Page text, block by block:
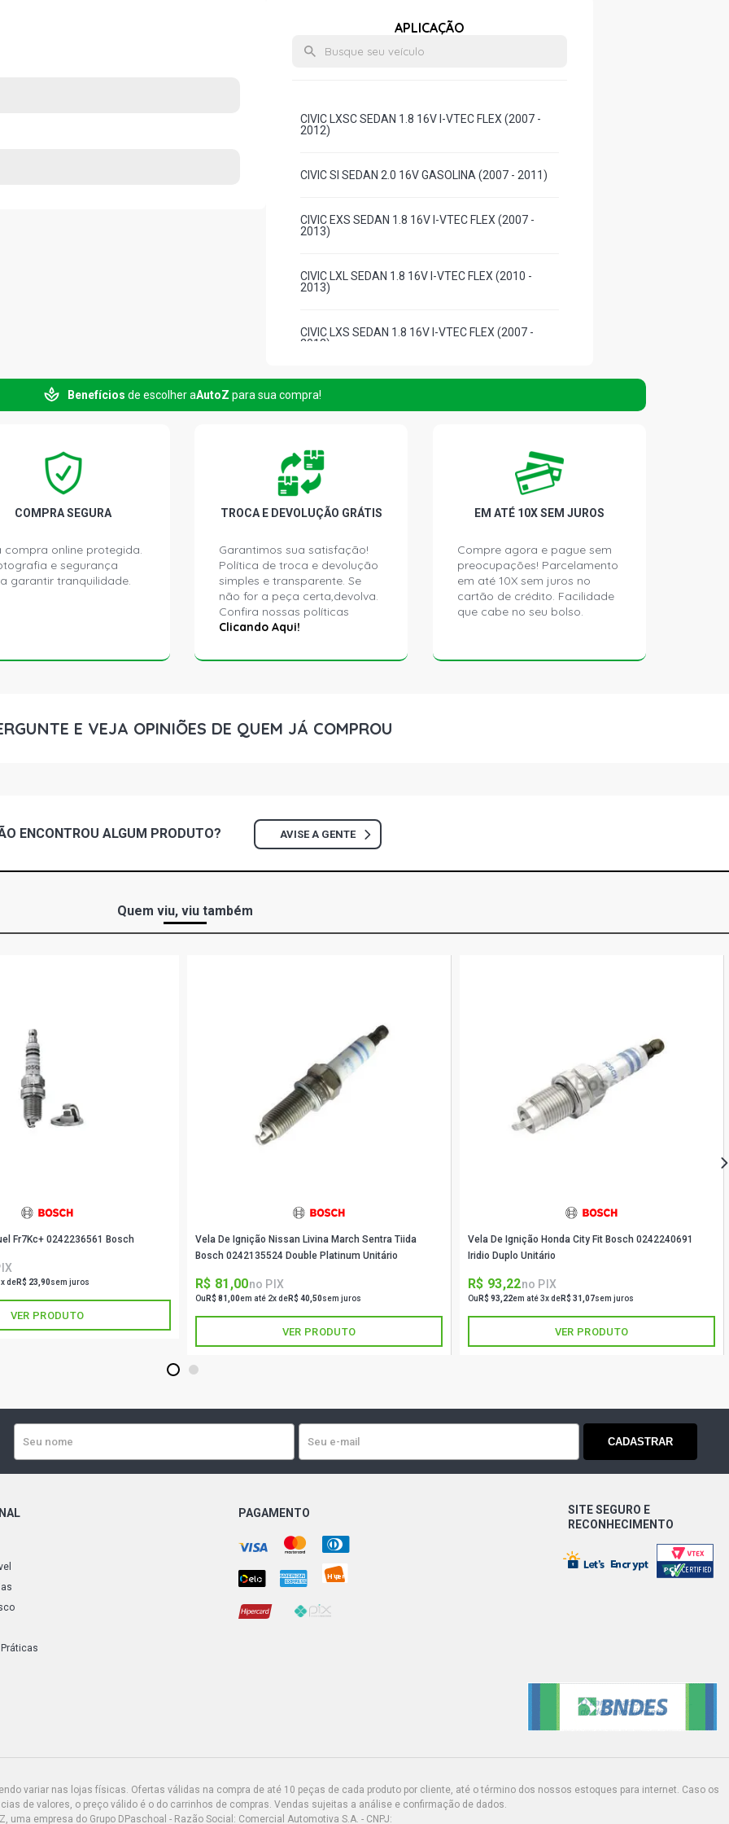
APLICAÇÃO
CIVIC LXSC SEDAN 1.8 16V I-VTEC FLEX (2007 -
2012)
CIVIC SI SEDAN 2.0 16V GASOLINA (2007 - 2011)
CIVIC EXS SEDAN 1.8 16V I-VTEC FLEX (2007 -
2013)
CIVIC LXL SEDAN 1.8 16V I-VTEC FLEX (2010 -
2013)
CIVIC LXS SEDAN 1.8 16V I-VTEC FLEX (2007 -
2012)
Benefícios de escolher aAutoZ para sua compra!
COMPRA SEGURA
compra online protegida.
e segurança
garantir tranquilidade.
TROCA E DEVOLUÇÃO GRÁTIS
Garantimos sua satisfação!
Política de troca e devolução
simples e transparente. Se
não for a peça certa,devolva.
Confira nossas políticas
Clicando Aqui!
EM ATÉ 10X SEM JUROS
Compre agora e pague sem
preocupações! Parcelamento
em até 10X sem juros no
cartão de crédito. Facilidade
que cabe no seu bolso.
E VEJA OPINIÕES DE QUEM JÁ COMPROU
ENCONTROU ALGUM PRODUTO? AVISE A GENTE
Quem viu, viu também
Fr7Kc+ 0242236561 Bosch
deR$ 23,90sem juros
VER PRODUTO
Vela De Ignição Nissan Livina March Sentra Tiida
Bosch 0242135524 Double Platinum Unitário
R$ 81,00no PIX
Ou R$ 81,00em até 2x deR$ 40,50sem juros
VER PRODUTO
Vela De Ignição Honda City Fit Bosch 0242240691
Iridio Duplo Unitário
R$ 93,22no PIX
Ou R$ 93,22em até 3x deR$ 31,07sem juros
VER PRODUTO
1 2
CADASTRAR
PAGAMENTO
SITE SEGURO E
RECONHECIMENTO
variar nas lojas físicas. Ofertas válidas na compra de até 10 peças de cada produto por cliente, até o término dos nossos estoques para internet. Caso os
de valores, o preço válido é o do carrinhos de compras. Vendas sujeitas a análise e confirmação de dados.
uma empresa do Grupo DPaschoal - Razão Social: Comercial Automotiva S.A. - CNPJ: